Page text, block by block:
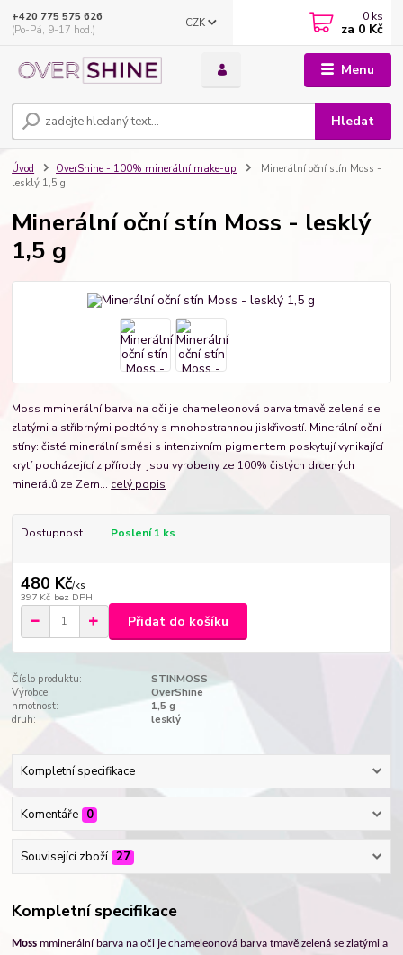
Menu
CZK
Hledat
+420 775 575 626
(Po-Pá, 9-17 hod.)
0 ks
za 0 Kč
Úvod OverShine - 100% minerální make-up
Minerální oční stín Moss -
lesklý 1,5 g
Minerální oční stín Moss - lesklý
1,5 g
Moss mminerální barva na oči je chameleonová barva tmavě zelená se
zlatými a stříbrnými podtóny s mnohostrannou jiskřivostí. Minerální oční
stíny: čisté minerální směsi s intenzivním pigmentem poskytují vynikající
krytí pocházející z přírody jsou vyrobeny ze 100% čistých drcených
minerálů ze Zem... celý popis
Dostupnost Poslení 1 ks
480 Kč/ks
397 Kč bez DPH
Přidat do košíku
Číslo produktu:
STINMOSS
Výrobce:
OverShine
hmotnost:
1,5 g
druh:
lesklý
Kompletní specifikace
Komentáře 0
Související zboží 27
Kompletní specifikace
Moss mminerální barva na oči je chameleonová barva tmavě zelená se zlatými a